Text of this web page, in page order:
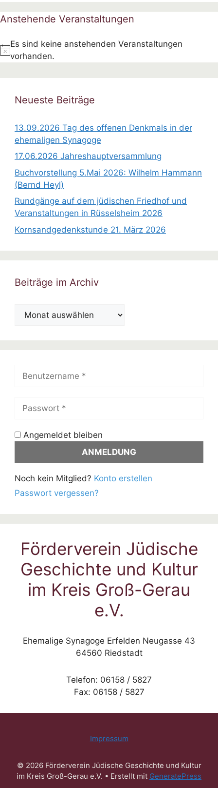
Anstehende Veranstaltungen
H
n
Es sind keine anstehenden Veranstaltungen
vorhanden.
Neueste Beiträge
13.09.2026 Tag des offenen Denkmals in der
ehemaligen Synagoge
17.06.2026 Jahreshauptversammlung
Buchvorstellung 5.Mai 2026: Wilhelm Hammann
(Bernd Heyl)
Rundgänge auf dem jüdischen Friedhof und
Veranstaltungen in Rüsselsheim 2026
Kornsandgedenkstunde 21. März 2026
Beiträge im Archiv
Beiträge
Angemeldet bleiben
Noch kein Mitglied? Konto erstellen
Passwort vergessen?
Förderverein Jüdische
Geschichte und Kultur
im Kreis Groß-Gerau
e.V.
Ehemalige Synagoge Erfelden Neugasse 43
64560 Riedstadt
Telefon: 06158 / 5827
Fax: 06158 / 5827
Impressum
© 2026 Förderverein Jüdische Geschichte und Kultur
im Kreis Groß-Gerau e.V. • Erstellt mit GeneratePress